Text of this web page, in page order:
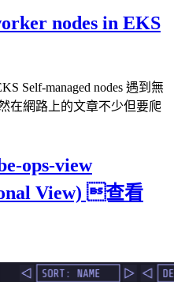
nodes in EKS
Self-managed nodes 遇到無
在網路上的文章不少但要爬
ops-view
View) 查看